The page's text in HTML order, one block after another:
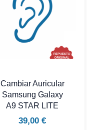
Cambiar Auricular
Samsung Galaxy
A9 STAR LITE
39,00 €